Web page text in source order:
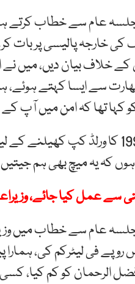
عام سے خطاب کرتے
خارجہ پالیسی پر بات
کے خلاف بیان دیں، میں
سے ایسا کہتے ہوئے،
کہا تھا کہ امن میں آپ
انہوں نے کہا کہ 1992 کا
کہ یہ میچ بھی ہم
سے عمل کیا جائے،
عام سے خطاب میں
روپے فی لیٹرکم کی،